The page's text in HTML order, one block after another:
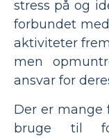
stress på og
forbundet
aktiviteter
men
ansvar for
Der er mange
bruge til